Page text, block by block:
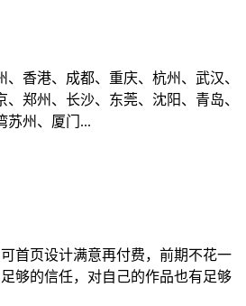
香港、成都、重庆、杭州、武汉、
郑州、长沙、东莞、沈阳、青岛、
苏州、厦门...
首页设计满意再付费，前期不花一
够的信任，对自己的作品也有足够